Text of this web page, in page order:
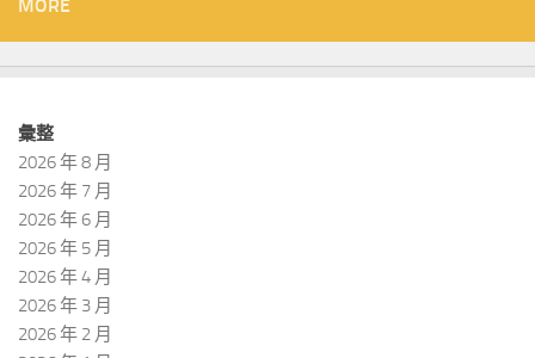
MORE
彙整
2026 年 8 月
2026 年 7 月
2026 年 6 月
2026 年 5 月
2026 年 4 月
2026 年 3 月
2026 年 2 月